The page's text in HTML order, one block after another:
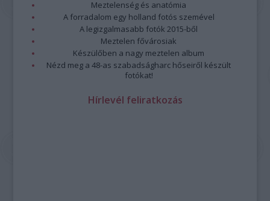
Meztelenség és anatómia
A forradalom egy holland fotós szemével
A legizgalmasabb fotók 2015-ből
Meztelen fővárosiak
Készülőben a nagy meztelen album
Nézd meg a 48-as szabadságharc hőseiről készült
fotókat!
Hírlevél feliratkozás